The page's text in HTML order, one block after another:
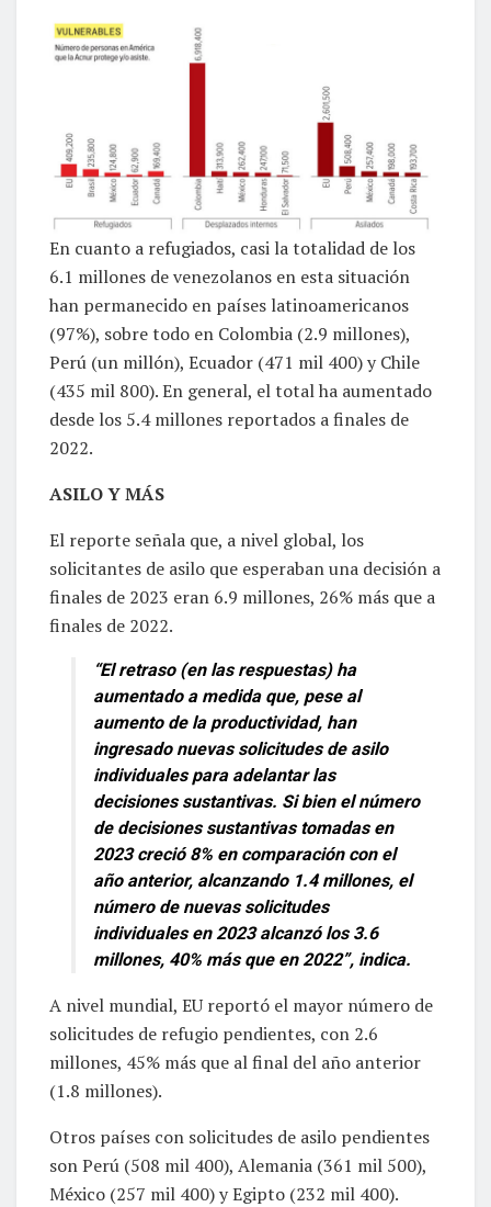
En cuanto a refugiados, casi la totalidad de los
6.1 millones de venezolanos en esta situación
han permanecido en países latinoamericanos
(97%), sobre todo en Colombia (2.9 millones),
Perú (un millón), Ecuador (471 mil 400) y Chile
(435 mil 800). En general, el total ha aumentado
desde los 5.4 millones reportados a finales de
2022.
ASILO Y MÁS
El reporte señala que, a nivel global, los
solicitantes de asilo que esperaban una decisión a
finales de 2023 eran 6.9 millones, 26% más que a
finales de 2022.
“El retraso (en las respuestas) ha
aumentado a medida que, pese al
aumento de la productividad, han
ingresado nuevas solicitudes de asilo
individuales para adelantar las
decisiones sustantivas. Si bien el número
de decisiones sustantivas tomadas en
2023 creció 8% en comparación con el
año anterior, alcanzando 1.4 millones, el
número de nuevas solicitudes
individuales en 2023 alcanzó los 3.6
millones, 40% más que en 2022”, indica.
A nivel mundial, EU reportó el mayor número de
solicitudes de refugio pendientes, con 2.6
millones, 45% más que al final del año anterior
(1.8 millones).
Otros países con solicitudes de asilo pendientes
son Perú (508 mil 400), Alemania (361 mil 500),
México (257 mil 400) y Egipto (232 mil 400).